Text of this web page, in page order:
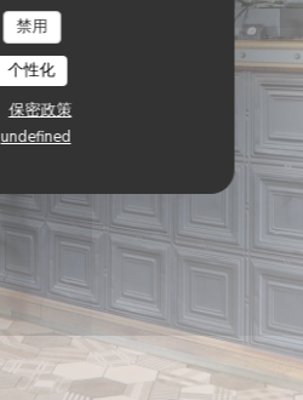
禁用
个性化
保密政策
undefined